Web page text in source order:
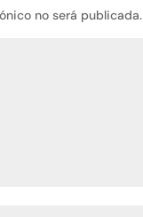
no será publicada.